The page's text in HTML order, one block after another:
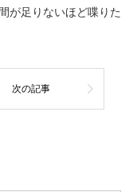
が足りないほど喋りた
次の記事